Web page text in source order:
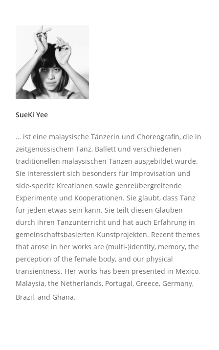
SueKi Yee
… ist eine malaysische Tänzerin und Choreografin, die in
zeitgenössischem Tanz, Ballett und verschiedenen
traditionellen malaysischen Tänzen ausgebildet wurde.
Sie interessiert sich besonders für Improvisation und
side-specifc Kreationen sowie genreübergreifende
Experimente und Kooperationen. Sie glaubt, dass Tanz
für jeden etwas sein kann. Sie teilt diesen Glauben
durch ihren Tanzunterricht und hat auch Erfahrung in
gemeinschaftsbasierten Kunstprojekten. Recent themes
that arose in her works are (multi-)identity, memory, the
perception of the female body, and our physical
transientness. Her works has been presented in Mexico,
Malaysia, the Netherlands, Portugal, Greece, Germany,
Brazil, and Ghana.